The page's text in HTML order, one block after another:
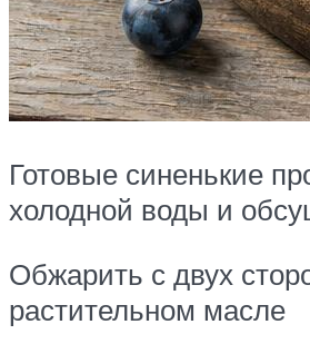
Готовые синенькие
холодной воды и
Обжарить с двух
растительном масле